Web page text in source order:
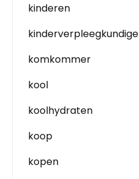
kinderen
kinderverpleegkundige
komkommer
kool
koolhydraten
koop
kopen